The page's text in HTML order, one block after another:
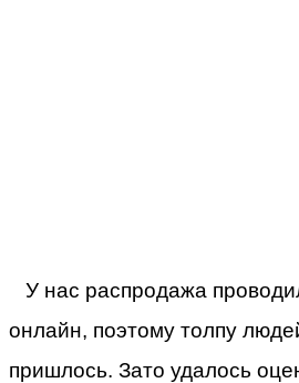
У нас распродажа
онлайн, поэтому толпу
пришлось. Зато удалось